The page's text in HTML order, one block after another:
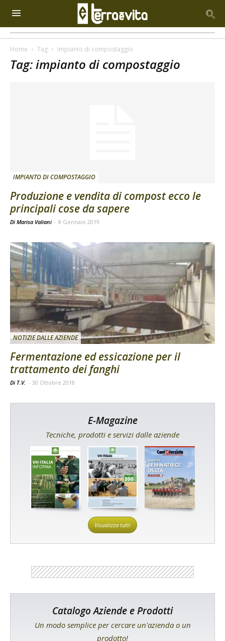
Home Tag Impianto di compostaggio
Tag: impianto di compostaggio
IMPIANTO DI COMPOSTAGGIO
Produzione e vendita di compost ecco le
principali cose da sapere
Di Marisa Valiani - 8 Gennaio 2019
NOTIZIE DALLE AZIENDE
Fermentazione ed essicazione per il
trattamento dei fanghi
Di T.V. - 30 Ottobre 2018
E-Magazine
Tecniche, prodotti e servizi dalle aziende
Visualizza tutti
Catalogo Aziende e Prodotti
Un modo semplice per cercare un'azienda o un
prodotto!